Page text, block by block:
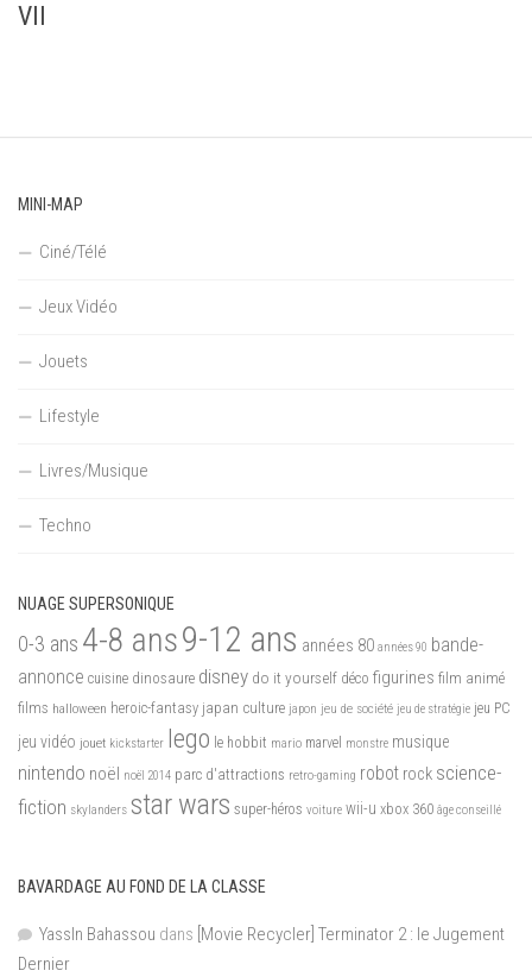
VII
MINI-MAP
Ciné/Télé
Jeux Vidéo
Jouets
Lifestyle
Livres/Musique
Techno
NUAGE SUPERSONIQUE
0-3 ans 4-8 ans9-12 ans années 80 années 90 bande-
annonce cuisine dinosaure disney do it yourself déco figurines film animé
films halloween heroic-fantasy japan culture japon jeu de société jeu de stratégie jeu PC
jeu vidéo jouet kickstarter lego le hobbit mario marvel monstre musique
nintendo noël noël 2014 parc d'attractions retro-gaming robot rock science-
fiction skylanders star wars super-héros voiture wii-u xbox 360 âge conseillé
BAVARDAGE AU FOND DE LA CLASSE
YassIn Bahassou dans [Movie Recycler] Terminator 2 : le Jugement
Dernier